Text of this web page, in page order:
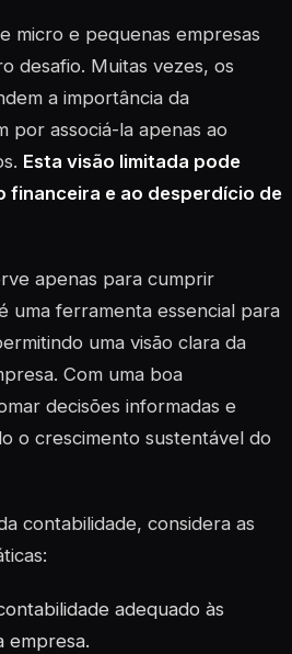
micro e pequenas empresas
desafio. Muitas vezes, os
a importância da
por associá-la apenas ao
Esta visão limitada pode
financeira e ao desperdício de
apenas para cumprir
uma ferramenta essencial para
uma visão clara da
Com uma boa
decisões informadas e
o crescimento sustentável do
contabilidade, considera as
adequado às
empresa.